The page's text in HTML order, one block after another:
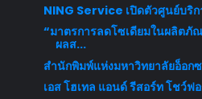
NING Service เปิดตัวศูนย์บริ
“มาตรการลดโซเดียมในผลิต
ผลส...
สำนักพิมพ์แห่งมหาวิทยาลัยอ็อก
เอส โฮเทล แอนด์ รีสอร์ท โชว์ฟ